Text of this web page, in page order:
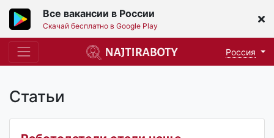
Все вакансии в России
Скачай бесплатно в Google Play
Россия
Статьи